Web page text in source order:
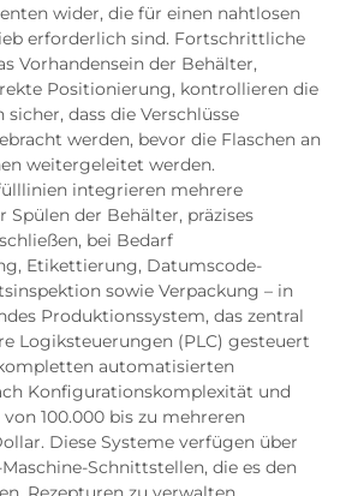
wider, die für einen nahtlosen
erforderlich sind. Fortschrittliche
Vorhandensein der Behälter,
Positionierung, kontrollieren die
dass die Verschlüsse
werden, bevor die Flaschen an
weitergeleitet werden.
integrieren mehrere
Spülen der Behälter, präzises
bei Bedarf
Etikettierung, Datumscode-
sowie Verpackung – in
Produktionssystem, das zentral
Logiksteuerungen (PLC) gesteuert
automatisierten
Konfigurationskomplexität und
100.000 bis zu mehreren
Diese Systeme verfügen über
Schnittstellen, die es den